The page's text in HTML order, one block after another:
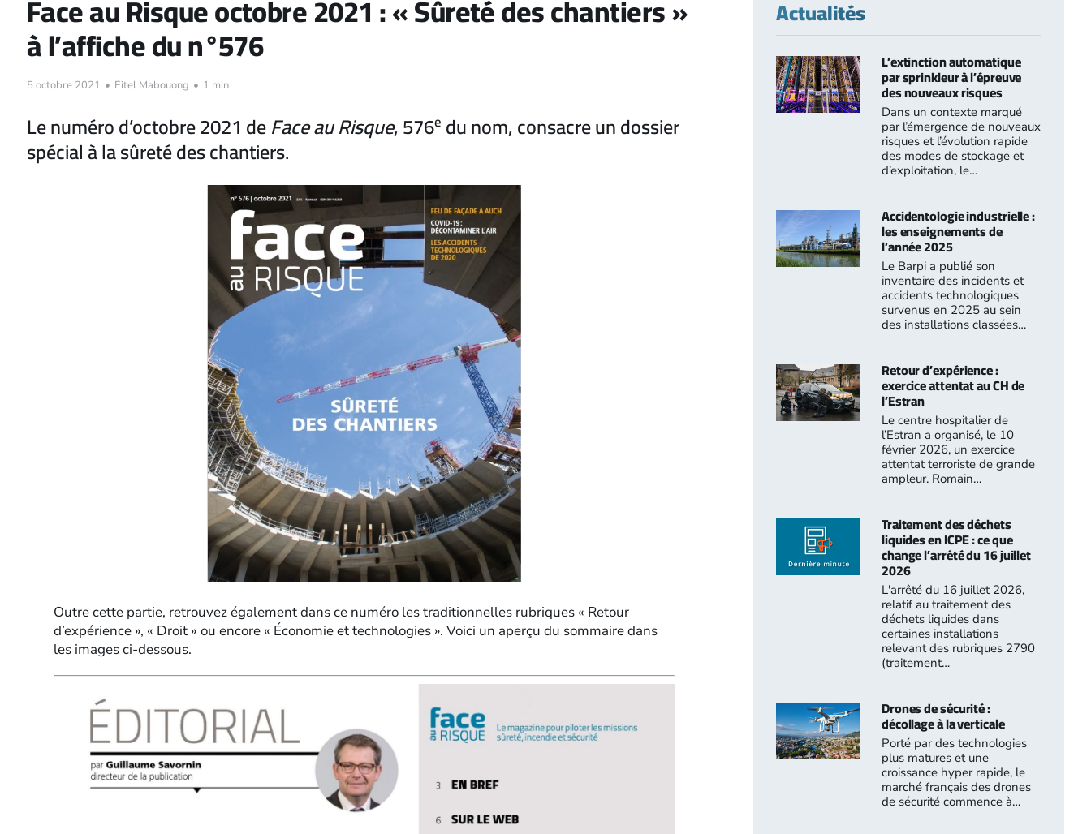
Face au Risque octobre 2021 : « Sûreté des chantiers »
à l’affiche du n°576
5 octobre 2021 • Eitel Mabouong • 1 min
Le numéro d’octobre 2021 deFace au Risque, 576e du nom, consacre un dossier
spécial à la sûreté des chantiers.
Outre cette partie, retrouvez également dans ce numéro les traditionnelles rubriques « Retour
d’expérience », « Droit » ou encore « Économie et technologies ». Voici un aperçu du sommaire dans
les images ci-dessous.
Actualités
L’extinction automatique
par sprinkleur à l’épreuve
des nouveaux risques
Dans un contexte marqué
par l’émergence de nouveaux
risques et l’évolution rapide
des modes de stockage et
d’exploitation, le…
Accidentologie industrielle :
les enseignements de
l’année 2025
Le Barpi a publié son
inventaire des incidents et
accidents technologiques
survenus en 2025 au sein
des installations classées…
Retour d’expérience :
exercice attentat au CH de
l’Estran
Le centre hospitalier de
l’Estran a organisé, le 10
février 2026, un exercice
attentat terroriste de grande
ampleur. Romain…
Traitement des déchets
liquides en ICPE : ce que
change l’arrêté du 16 juillet
2026
L'arrêté du 16 juillet 2026,
relatif au traitement des
déchets liquides dans
certaines installations
relevant des rubriques 2790
(traitement…
Drones de sécurité :
décollage à la verticale
Porté par des technologies
plus matures et une
croissance hyper rapide, le
marché français des drones
de sécurité commence à…